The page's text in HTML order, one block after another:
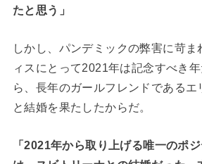
たと思う」
しかし、パンデミックの弊害に苛ま
ィスにとって2021年は記念すべき
ら、長年のガールフレンドであるエ
と結婚を果たしたからだ。
「2021年から取り上げる唯一のポ